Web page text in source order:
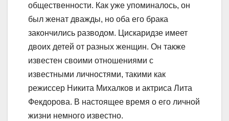
общественности. Как уже упоминалось, он
был женат дважды, но оба его брака
закончились разводом. Цискаридзе имеет
двоих детей от разных женщин. Он также
известен своими отношениями с
известными личностями, такими как
режиссер Никита Михалков и актриса Лита
Фекдорова. В настоящее время о его личной
жизни немного известно.